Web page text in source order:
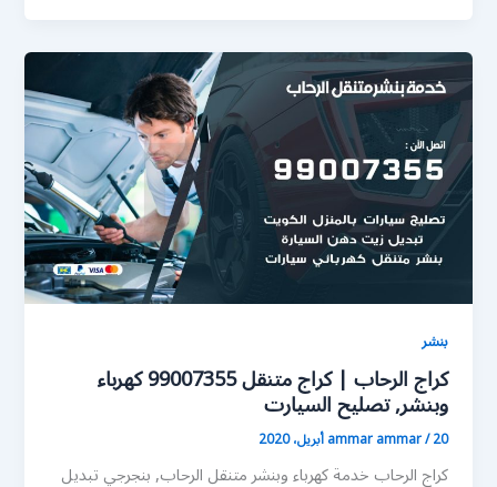
بنشر
كراج الرحاب | كراج متنقل 99007355 كهرباء
وبنشر, تصليح السيارت
ammar ammar/20 أبريل، 2020
كراج الرحاب خدمة كهرباء وبنشر متنقل الرحاب, بنجرجي تبديل